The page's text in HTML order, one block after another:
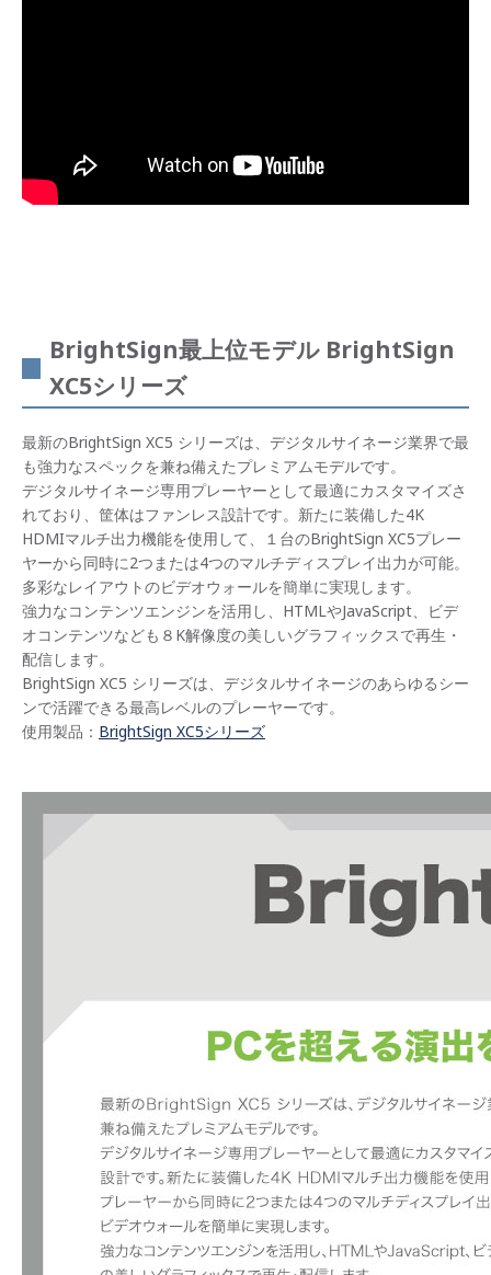
BrightSign最上位モデル BrightSign
XC5シリーズ
最新のBrightSign XC5 シリーズは、デジタルサイネージ業界で最
も強力なスペックを兼ね備えたプレミアムモデルです。
デジタルサイネージ専用プレーヤーとして最適にカスタマイズさ
れており、筐体はファンレス設計です。新たに装備した4K
HDMIマルチ出力機能を使用して、１台のBrightSign XC5プレー
ヤーから同時に2つまたは4つのマルチディスプレイ出力が可能。
多彩なレイアウトのビデオウォールを簡単に実現します。
強力なコンテンツエンジンを活用し、HTMLやJavaScript、ビデ
オコンテンツなども８K解像度の美しいグラフィックスで再生・
配信します。
BrightSign XC5 シリーズは、デジタルサイネージのあらゆるシー
ンで活躍できる最高レベルのプレーヤーです。
使用製品： BrightSign XC5シリーズ